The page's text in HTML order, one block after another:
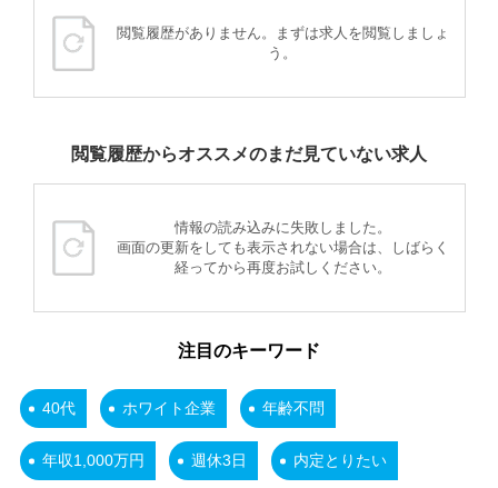
閲覧履歴がありません。まずは求人を閲覧しましょ
う。
閲覧履歴からオススメのまだ見ていない求人
情報の読み込みに失敗しました。
画面の更新をしても表示されない場合は、しばらく
経ってから再度お試しください。
注目のキーワード
40代 ホワイト企業 年齢不問
年収1,000万円 週休3日 内定とりたい